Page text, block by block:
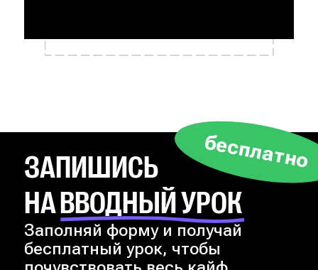
ЗАПИШИСЬ
НА ВВОДНЫЙ УРОК
бесплатно
Заполняй форму и получай
бесплатный урок, чтобы